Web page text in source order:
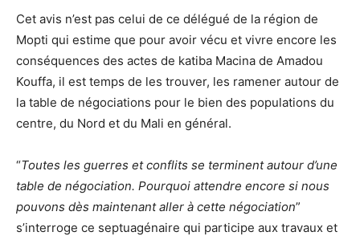
Cet avis n’est pas celui de ce délégué de la région de
Mopti qui estime que pour avoir vécu et vivre encore les
conséquences des actes de katiba Macina de Amadou
Kouffa, il est temps de les trouver, les ramener autour de
la table de négociations pour le bien des populations du
centre, du Nord et du Mali en général.
“Toutes les guerres et conflits se terminent autour d’une
table de négociation. Pourquoi attendre encore si nous
pouvons dès maintenant aller à cette négociation”
s’interroge ce septuagénaire qui participe aux travaux et